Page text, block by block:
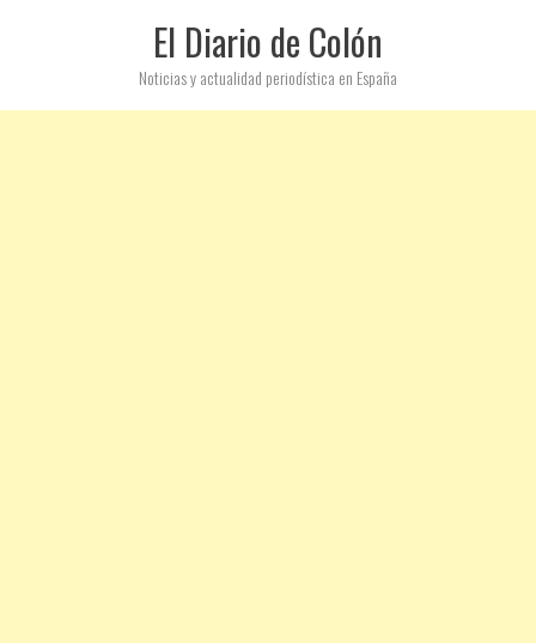
El Diario de Colón
Noticias y actualidad periodística en España